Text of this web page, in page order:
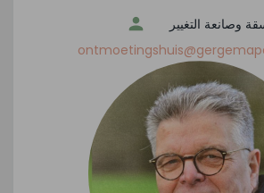
وصانعة التغيير